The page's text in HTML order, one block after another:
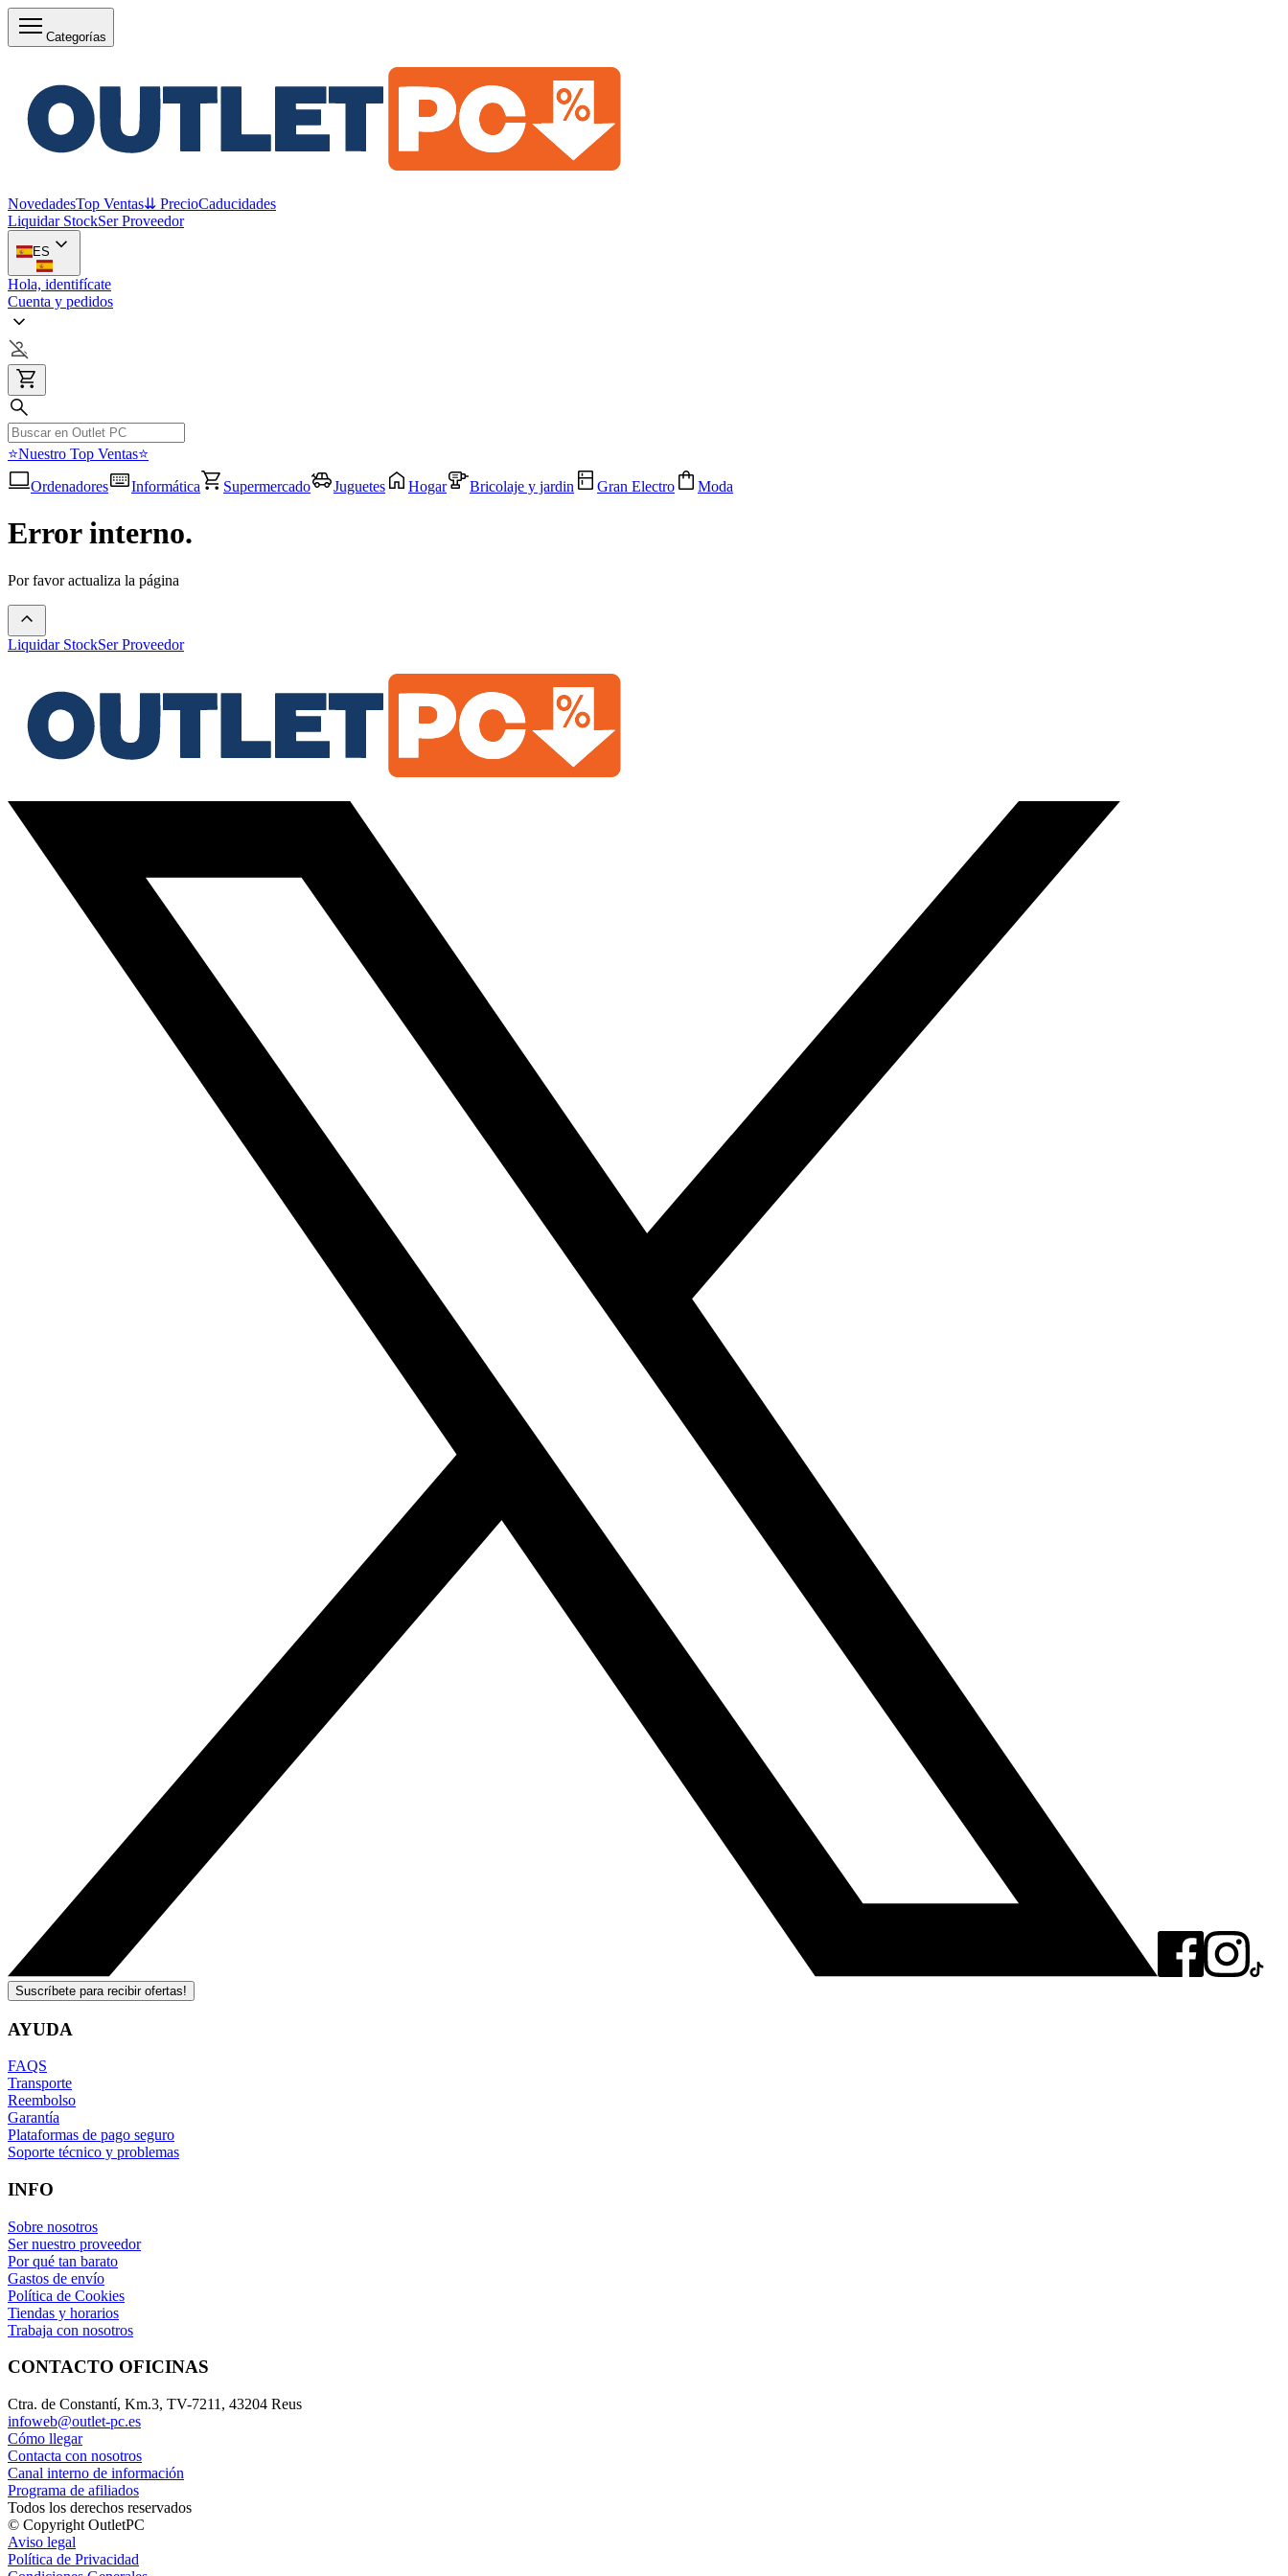
Categorías
NovedadesTop Ventas⇊ PrecioCaducidades
Liquidar StockSer Proveedor
ES
Hola, identifícate
Cuenta y pedidos
⭐Nuestro Top Ventas⭐
Ordenadores
Informática Supermercado Juguetes Hogar Bricolaje y jardin Gran Electro Moda
Error interno.
Por favor actualiza la página
Liquidar StockSer Proveedor
Suscríbete para recibir ofertas!
AYUDA
FAQS
Transporte
Reembolso
Garantía
Plataformas de pago seguro
Soporte técnico y problemas
INFO
Sobre nosotros
Ser nuestro proveedor
Por qué tan barato
Gastos de envío
Política de Cookies
Tiendas y horarios
Trabaja con nosotros
CONTACTO OFICINAS
Ctra. de Constantí, Km.3, TV-7211, 43204 Reus
infoweb@outlet-pc.es
Cómo llegar
Contacta con nosotros
Canal interno de información
Programa de afiliados
Todos los derechos reservados
© Copyright OutletPC
Aviso legal
Política de Privacidad